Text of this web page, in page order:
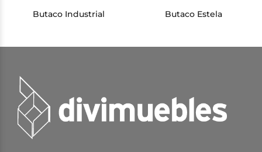
Butaco Industrial Butaco Estela